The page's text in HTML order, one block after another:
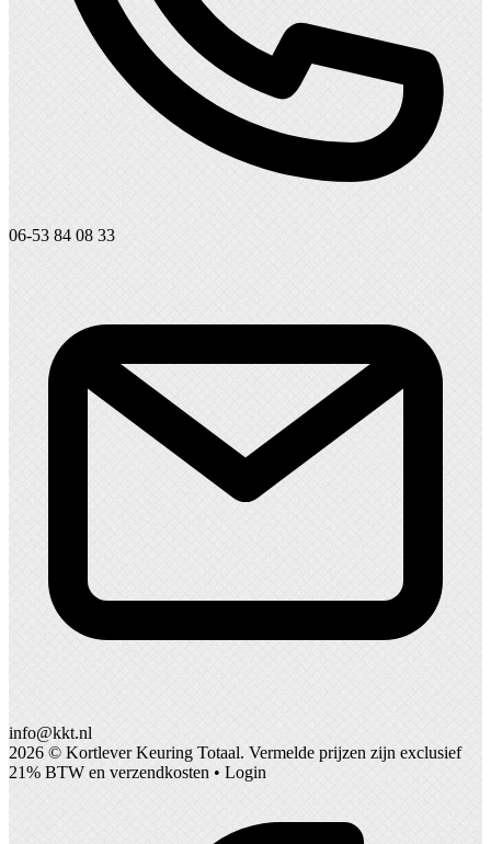
06-53 84 08 33
info@kkt.nl
2026 © Kortlever Keuring Totaal. Vermelde prijzen zijn exclusief
21% BTW en verzendkosten • Login